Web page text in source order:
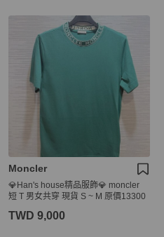
Moncler
💎Han's house精品服飾💎 moncler
短 T 男女共穿 現貨 S ~ M 原價13300
TWD 9,000